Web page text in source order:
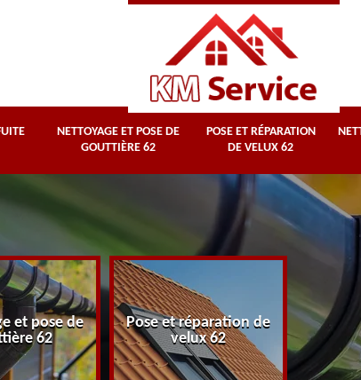
NETTOYAGE ET POSE DE
GOUTTIÈRE 62
POSE ET RÉPARATION
DE VELUX 62
et pose de
62
Pose et réparation de
velux 62